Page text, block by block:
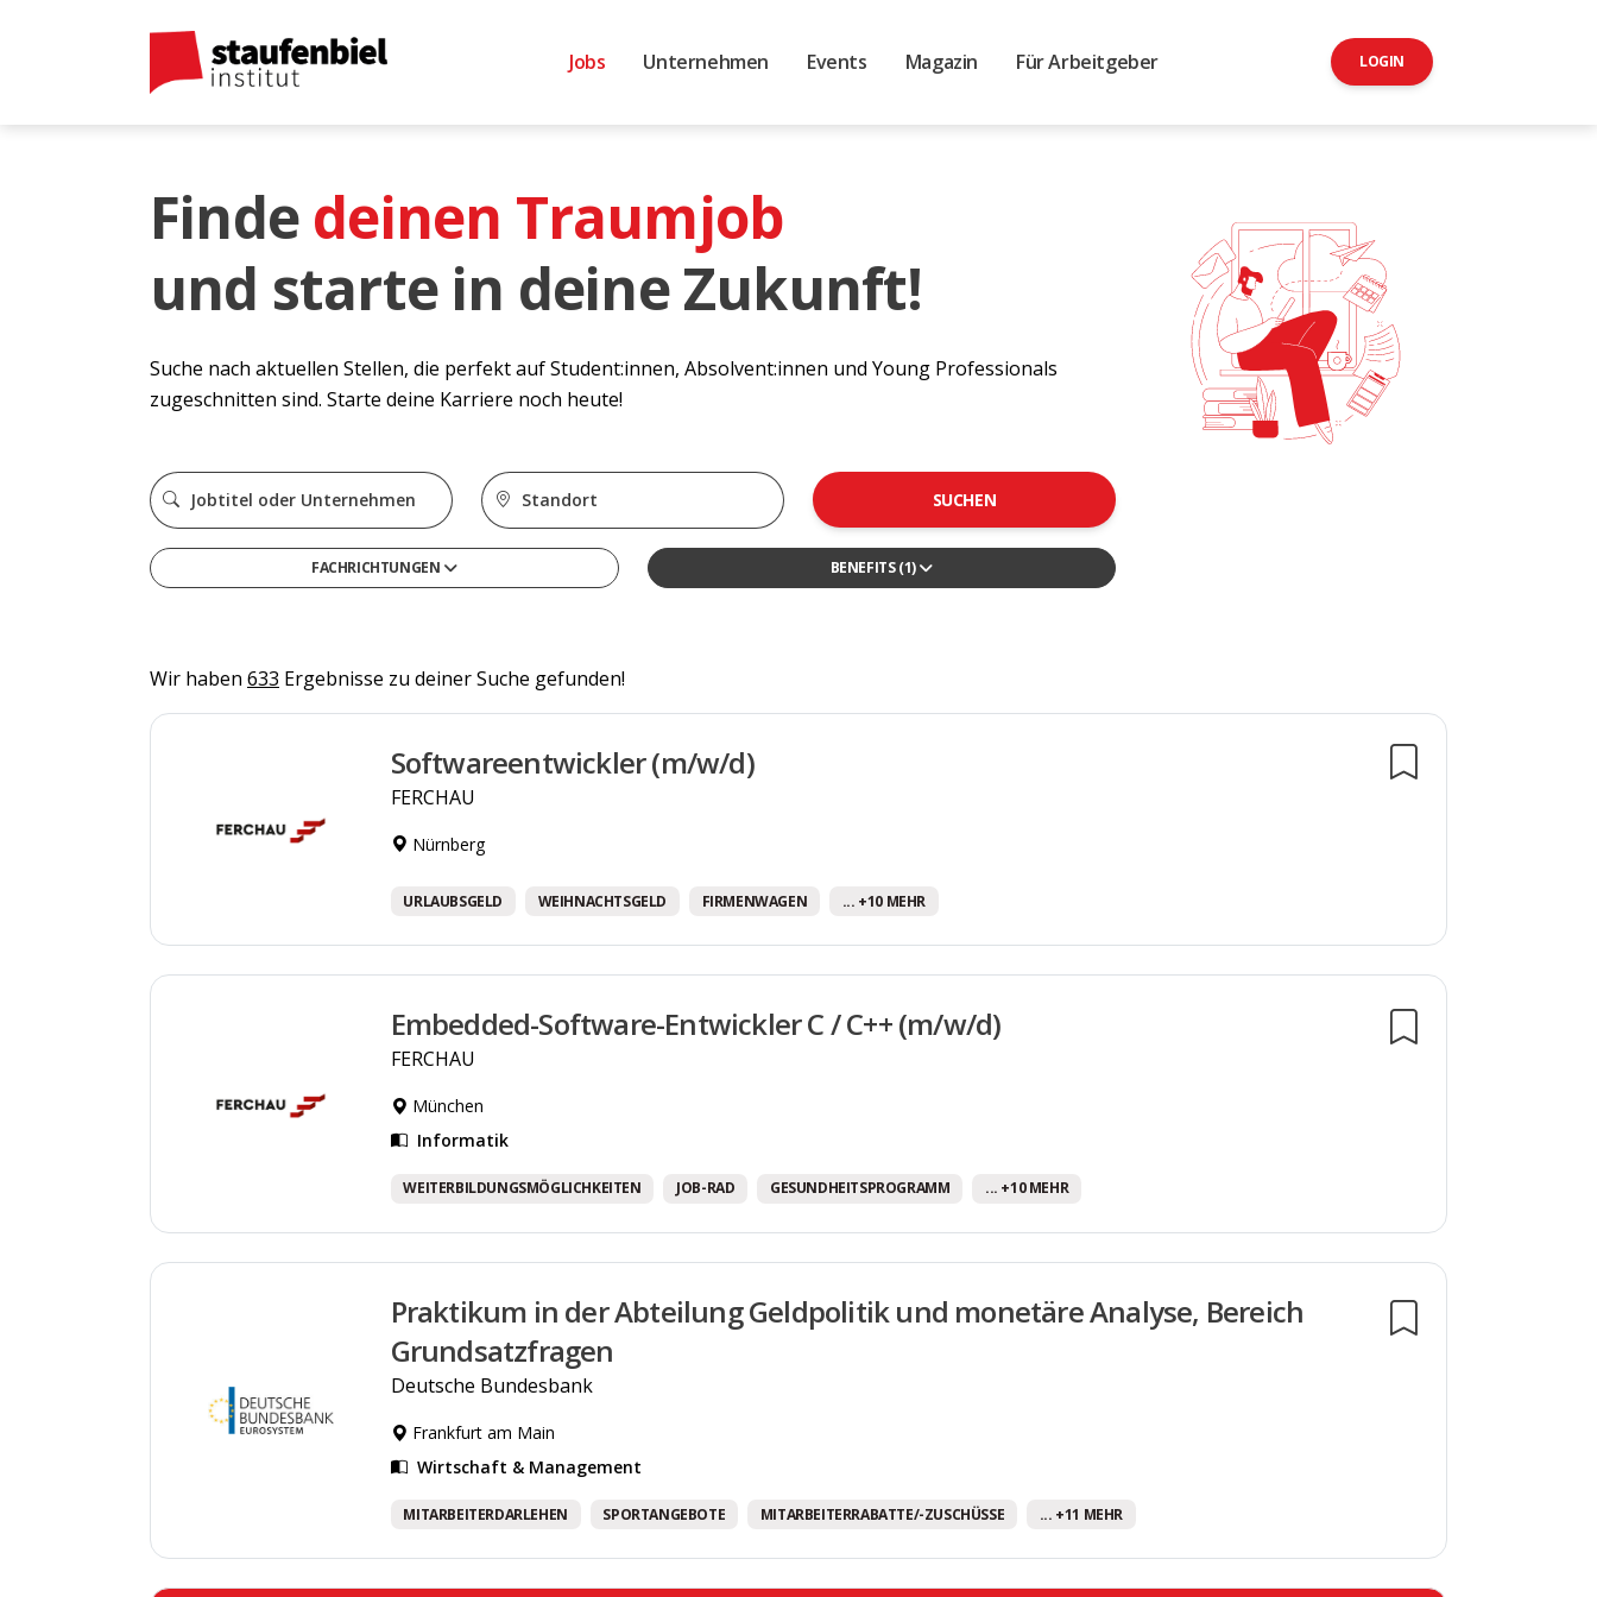
Jobs Unternehmen Events Magazin Für Arbeitgeber LOGIN
Finde deinen Traumjob
und starte in deine Zukunft!
Suche nach aktuellen Stellen, die perfekt auf Student:innen, Absolvent:innen und Young Professionals
zugeschnitten sind. Starte deine Karriere noch heute!
SUCHEN
FACHRICHTUNGEN
Gesellschafts- & Sozialwissenschaften
Informatik
Ingenieurwesen & Technik
Medien, Kommunikation & Marketing
Naturwissenschaften & Mathematik
Recht, Steuern & Verwaltung
BENEFITS(1)
13tes Monatsgehalt
Betriebliche Altersvorsorge
Betriebskantine/-restaurant
Firmenwagen
Gratis Getränke
Homeoffice-Optionen
Job-Rad
Mitarbeiterrabatte/-zuschüsse
Mobiles Arbeiten
Wir haben 633 Ergebnisse zu deiner Suche gefunden!
Softwareentwickler (m/w/d)
FERCHAU
Nürnberg
URLAUBSGELD WEIHNACHTSGELD FIRMENWAGEN ... +10 MEHR
Embedded-Software-Entwickler C / C++ (m/w/d)
FERCHAU
München
Informatik
WEITERBILDUNGSMÖGLICHKEITEN JOB-RAD GESUNDHEITSPROGRAMM ... +10 MEHR
Praktikum in der Abteilung Geldpolitik und monetäre Analyse, Bereich
Grundsatzfragen
Deutsche Bundesbank
Frankfurt am Main
Wirtschaft & Management
MITARBEITERDARLEHEN SPORTANGEBOTE MITARBEITERRABATTE/-ZUSCHÜSSE ... +11 MEHR